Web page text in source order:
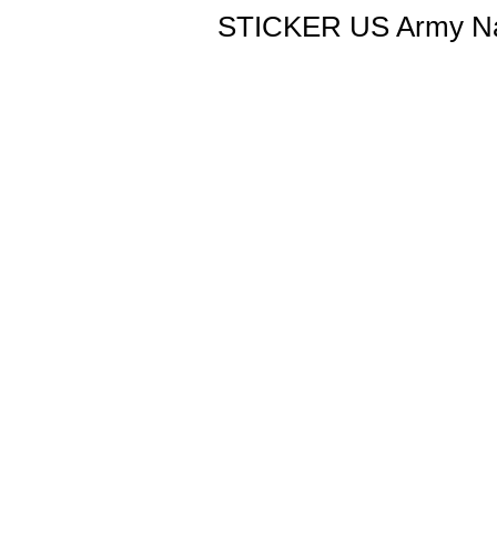
STICKER US Army